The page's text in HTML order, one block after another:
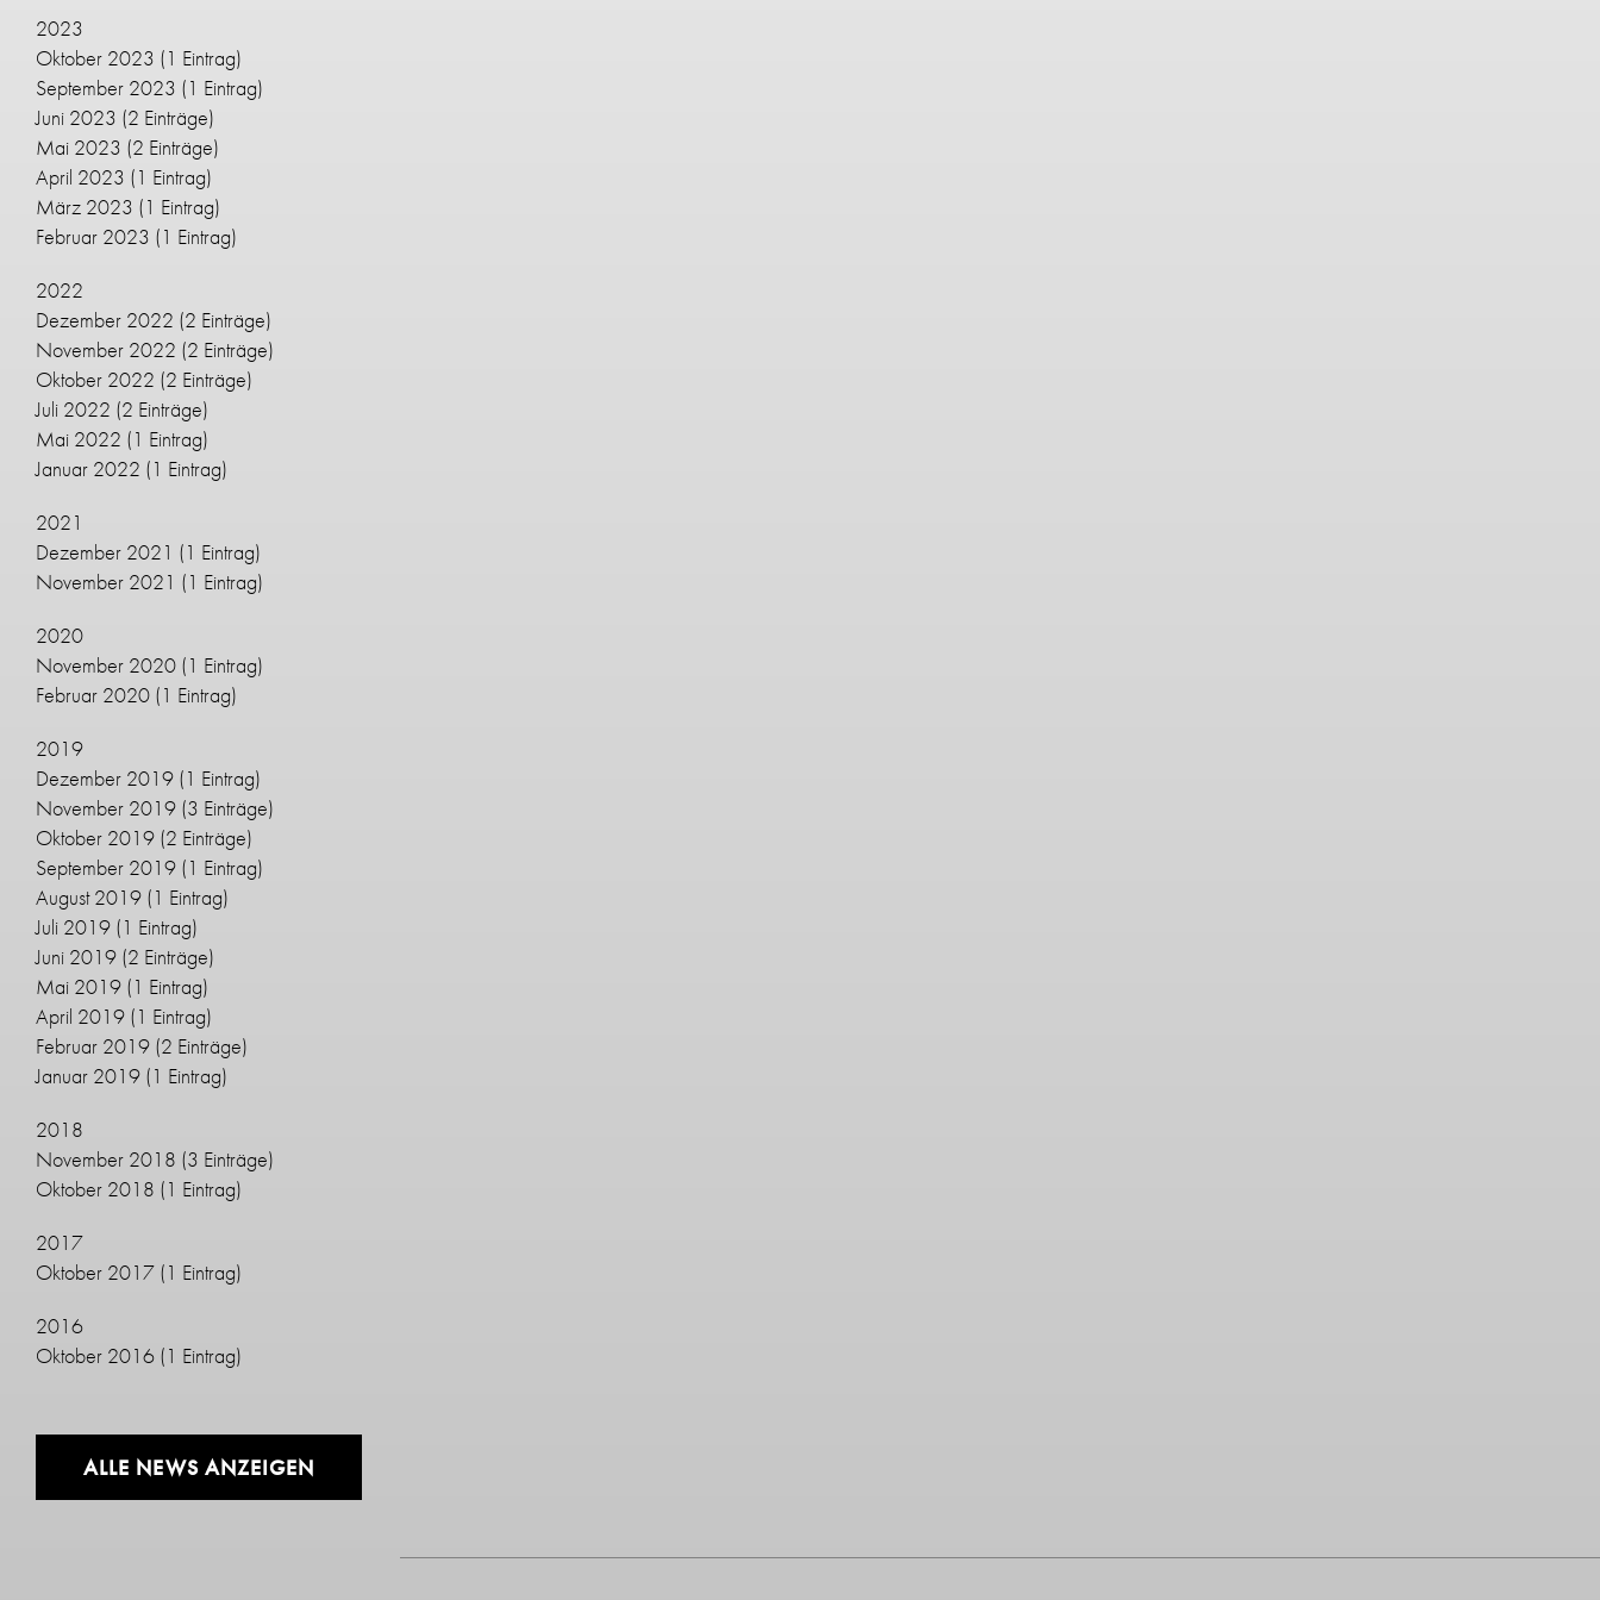
2023
Oktober 2023 (1 Eintrag)
September 2023 (1 Eintrag)
Juni 2023 (2 Einträge)
Mai 2023 (2 Einträge)
April 2023 (1 Eintrag)
März 2023 (1 Eintrag)
Februar 2023 (1 Eintrag)
2022
Dezember 2022 (2 Einträge)
November 2022 (2 Einträge)
Oktober 2022 (2 Einträge)
Juli 2022 (2 Einträge)
Mai 2022 (1 Eintrag)
Januar 2022 (1 Eintrag)
2021
Dezember 2021 (1 Eintrag)
November 2021 (1 Eintrag)
2020
November 2020 (1 Eintrag)
Februar 2020 (1 Eintrag)
2019
Dezember 2019 (1 Eintrag)
November 2019 (3 Einträge)
Oktober 2019 (2 Einträge)
September 2019 (1 Eintrag)
August 2019 (1 Eintrag)
Juli 2019 (1 Eintrag)
Juni 2019 (2 Einträge)
Mai 2019 (1 Eintrag)
April 2019 (1 Eintrag)
Februar 2019 (2 Einträge)
Januar 2019 (1 Eintrag)
2018
November 2018 (3 Einträge)
Oktober 2018 (1 Eintrag)
2017
Oktober 2017 (1 Eintrag)
2016
Oktober 2016 (1 Eintrag)
ALLE NEWS ANZEIGEN